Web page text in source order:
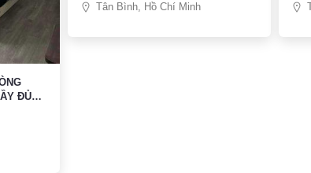
Tân Bình, Hồ Chí Minh